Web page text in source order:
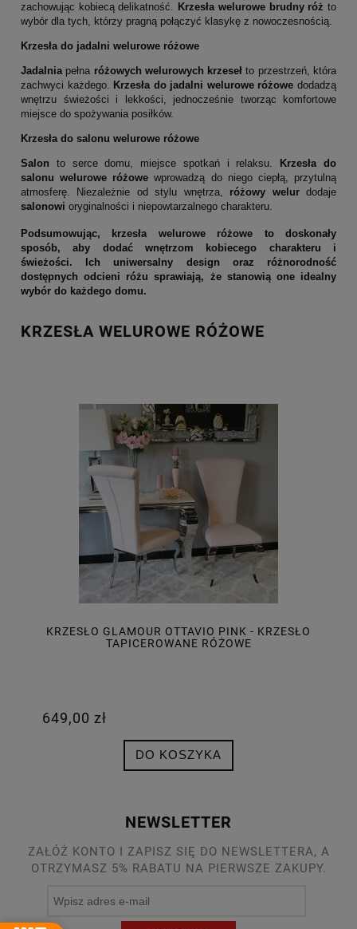
zachowując kobiecą delikatność. Krzesła welurowe brudny róż to
wybór dla tych, którzy pragną połączyć klasykę z nowoczesnością.
Krzesła do jadalni welurowe różowe
Jadalniapełna różowych welurowych krzeseł to przestrzeń, która
zachwyci każdego. Krzesła do jadalni welurowe różowe dodadzą
wnętrzu świeżości i lekkości, jednocześnie tworząc komfortowe
miejsce do spożywania posiłków.
Krzesła do salonu welurowe różowe
Salon to serce domu, miejsce spotkań i relaksu.
Krzesła do
salonu welurowe różowe wprowadzą do niego ciepłą, przytulną
atmosferę. Niezależnie od stylu wnętrza, różowy welurdodaje
salonowi oryginalności i niepowtarzalnego charakteru.
Podsumowując, krzesła welurowe różowe to doskonały
sposób, aby dodać wnętrzom kobiecego charakteru i
świeżości. Ich uniwersalny design oraz różnorodność
dostępnych odcieni różu sprawiają, że stanowią one idealny
wybór do każdego domu.
KRZESŁA WELUROWE RÓŻOWE
KRZESŁO GLAMOUR OTTAVIO PINK - KRZESŁO
TAPICEROWANE RÓŻOWE
649,00 zł
DO KOSZYKA
NEWSLETTER
ZAŁÓŻ KONTO I ZAPISZ SIĘ DO NEWSLETTERA, A
OTRZYMASZ 5% RABATU NA PIERWSZE ZAKUPY.